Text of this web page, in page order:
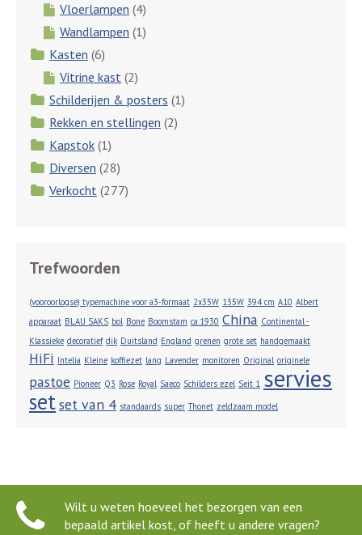
Vloerlampen (4)
Wandlampen (1)
Kasten (6)
Vitrine kast (2)
Schilderijen & posters (1)
Rekken en stellingen (2)
Kapstok (1)
Diversen (28)
Verkocht (277)
Trefwoorden
(vooroorlogse) typemachine voor a3-formaat 2x35W 135W 394 cm A10 Albert
apparaat BLAU SAKS bol Bone Boomstam ca.1930 China Continental -
Klassieke decoratief dik Duitsland England grenen grote set handgemaakt
HiFi Intelia Kleine koffiezet lang Lavender monitoren Original originele
pastoe Pioneer Q3 Rose Royal Saeco Schilders ezel Seit 1 servies
setset van 4 standaards super Thonet zeldzaam model
Wilt u weten hoeveel het bezorgen van een
bepaald artikel kost, of heeft u andere vragen?